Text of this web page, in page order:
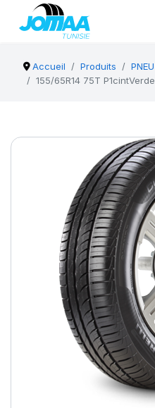
Accueil Produits PNEU
155/65R14 75T P1cintVerde